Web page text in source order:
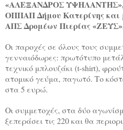
«ΑΛΕΞΑΝΔΡΟΣ ΥΨΗΛΑΝΤΗΣ»,
ΟΠΠΑΠ Δήμου Κατερίνης και
ΑΠΣ Δρομέων Πιερίας
Οι παροχές σε όλους τους
γενναιόδωρες: πρωτότυπο
τεχνικό μπλουζάκι (t-shirt),
ατομικό γεύμα, παγωτό. Το
στα 5 ευρώ.
Oι συμμετοχές, στα δύο
ξεπεράσει τις 220 και θα